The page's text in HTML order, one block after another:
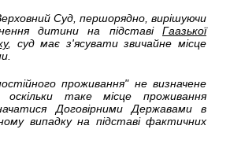
Суд, першорядно, вирішуючи
дитини на підставі Гаазької
, суд має з'ясувати звичайне місце
проживання" не визначене
, оскільки таке місце проживання
Договірними Державами в
випадку на підставі фактичних